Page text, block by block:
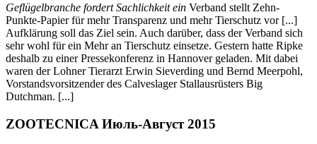
Geflügelbranche fordert Sachlichkeit ein Verband stellt Zehn-
Punkte-Papier für mehr Transparenz und mehr Tierschutz vor [...]
Aufklärung soll das Ziel sein. Auch darüber, dass der Verband sich
sehr wohl für ein Mehr an Tierschutz einsetze. Gestern hatte Ripke
deshalb zu einer Pressekonferenz in Hannover geladen. Mit dabei
waren der Lohner Tierarzt Erwin Sieverding und Bernd Meerpohl,
Vorstandsvorsitzender des Calveslager Stallausrüsters Big
Dutchman. [...]
ZOOTECNICA Июль-Август 2015